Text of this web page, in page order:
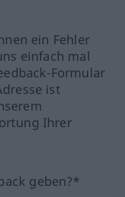
ein Fehler
einfach mal
Formular
ist
Ihrer
geben?*